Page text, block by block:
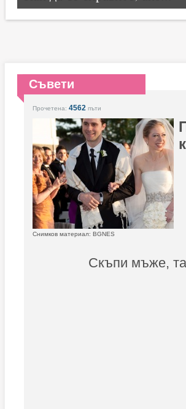
Съвети
Прочетена: 4562 пъти
Снимков материал: BGNES
Скъпи мъже,